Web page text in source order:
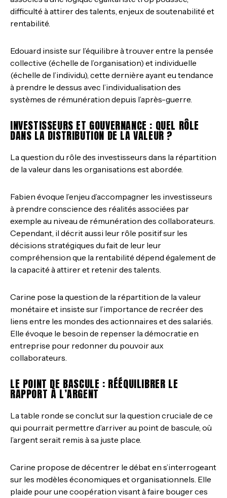
difficulté à attirer des talents, enjeux de soutenabilité et
rentabilité.
Edouard insiste sur l’équilibre à trouver entre la pensée
collective (échelle de l’organisation) et individuelle
(échelle de l’individu), cette dernière ayant eu tendance
à prendre le dessus avec l’individualisation des
systèmes de rémunération depuis l’après-guerre.
INVESTISSEURS ET GOUVERNANCE : QUEL RÔLE
DANS LA DISTRIBUTION DE LA VALEUR ?
La question du rôle des investisseurs dans la répartition
de la valeur dans les organisations est abordée.
Fabien évoque l’enjeu d’accompagner les investisseurs
à prendre conscience des réalités associées par
exemple au niveau de rémunération des collaborateurs.
Cependant, il décrit aussi leur rôle positif sur les
décisions stratégiques du fait de leur leur
compréhension que la rentabilité dépend également de
la capacité à attirer et retenir des talents.
Carine pose la question de la répartition de la valeur
monétaire et insiste sur l’importance de recréer des
liens entre les mondes des actionnaires et des salariés.
Elle évoque le besoin de repenser la démocratie en
entreprise pour redonner du pouvoir aux
collaborateurs.
LE POINT DE BASCULE : RÉÉQUILIBRER LE
RAPPORT À L’ARGENT
La table ronde se conclut sur la question cruciale de ce
qui pourrait permettre d’arriver au point de bascule, où
l’argent serait remis à sa juste place.
Carine propose de décentrer le débat en s’interrogeant
sur les modèles économiques et organisationnels. Elle
plaide pour une coopération visant à faire bouger ces